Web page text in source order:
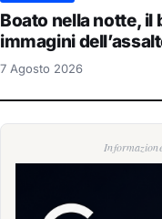
Boato nella notte, il
immagini
7 Agosto 2026